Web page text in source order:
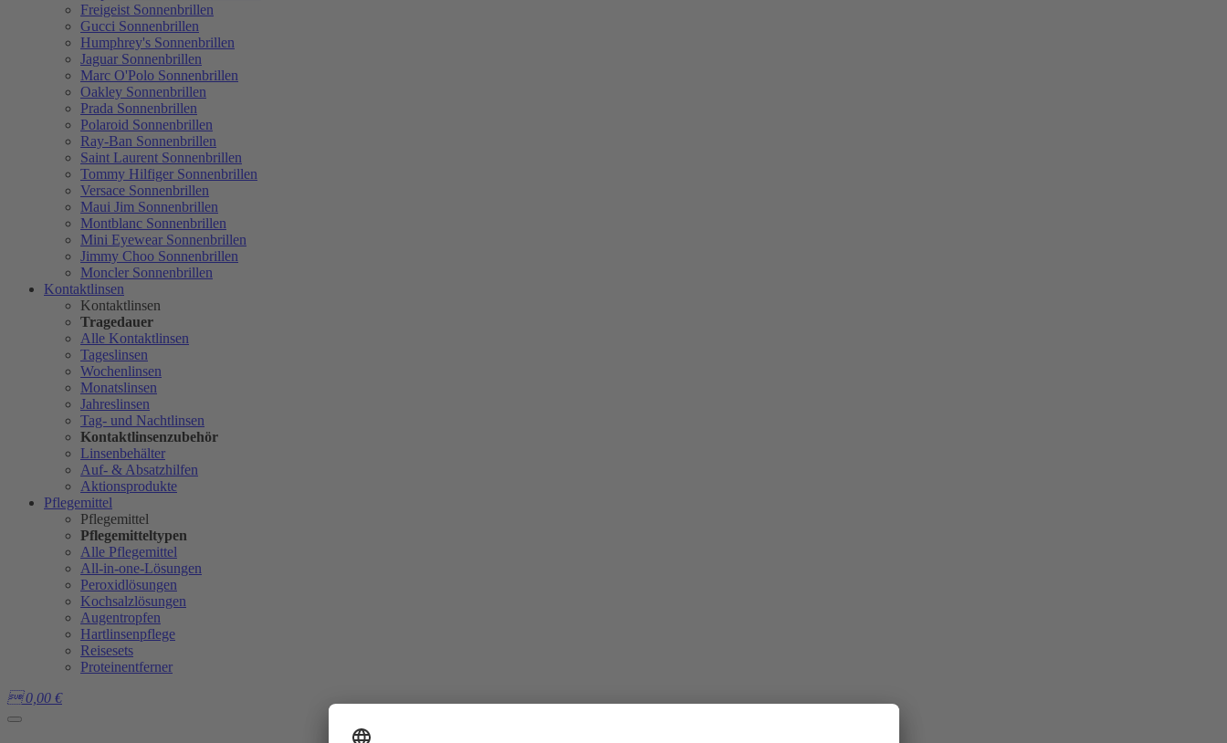
Freigeist Sonnenbrillen
Gucci Sonnenbrillen
Humphrey's Sonnenbrillen
Jaguar Sonnenbrillen
Marc O'Polo Sonnenbrillen
Oakley Sonnenbrillen
Prada Sonnenbrillen
Polaroid Sonnenbrillen
Ray-Ban Sonnenbrillen
Saint Laurent Sonnenbrillen
Tommy Hilfiger Sonnenbrillen
Versace Sonnenbrillen
Maui Jim Sonnenbrillen
Montblanc Sonnenbrillen
Mini Eyewear Sonnenbrillen
Jimmy Choo Sonnenbrillen
Moncler Sonnenbrillen
Kontaktlinsen
Kontaktlinsen
Tragedauer
Alle Kontaktlinsen
Tageslinsen
Wochenlinsen
Monatslinsen
Jahreslinsen
Tag- und Nachtlinsen
Kontaktlinsenzubehör
Linsenbehälter
Auf- & Absatzhilfen
Aktionsprodukte
Pflegemittel
Pflegemittel
Pflegemitteltypen
Alle Pflegemittel
All-in-one-Lösungen
Peroxidlösungen
Kochsalzlösungen
Augentropfen
Hartlinsenpflege
Reisesets
Proteinentferner
 0,00 €